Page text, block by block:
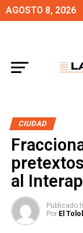
AGOSTO 8, 2026
CIUDAD
al
Publicado
Por El